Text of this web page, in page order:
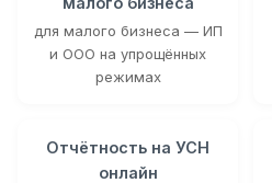
для малого бизнеса — ИП
и ООО на упрощённых
режимах
Отчётность на УСН
онлайн